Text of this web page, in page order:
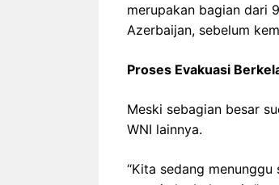
merupakan bagian dari
Azerbaijan, sebelum
Proses Evakuasi
Meski sebagian besar
WNI lainnya.
“Kita sedang